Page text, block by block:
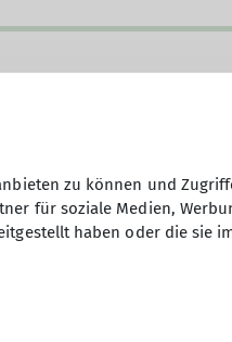
zu können und
für soziale Medien,
haben oder die sie